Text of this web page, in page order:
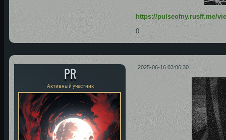
https://pulseofny.rusff.me/
0
2025-06-16 03:06:30
PR
Активный участник